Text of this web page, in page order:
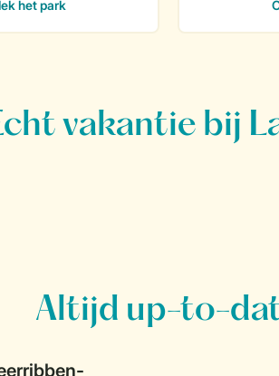
Altijd up-to-